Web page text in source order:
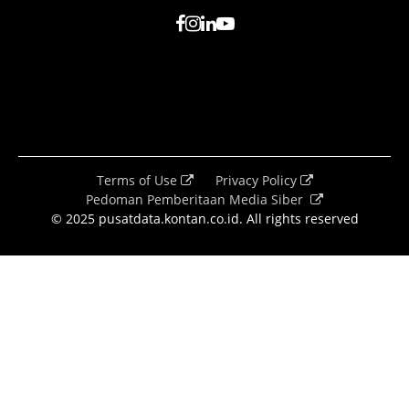
Terms of Use
Privacy Policy
Pedoman Pemberitaan Media Siber
© 2025 pusatdata.kontan.co.id. All rights reserved